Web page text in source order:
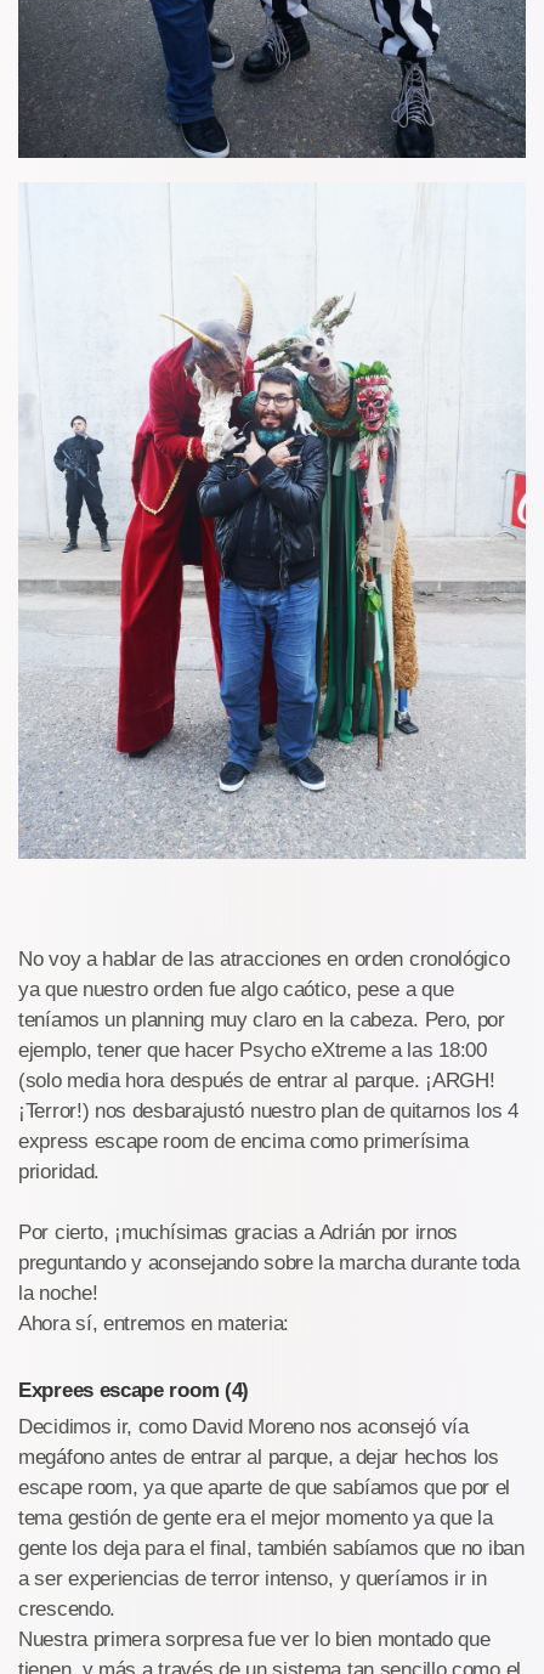
No voy a hablar de las atracciones en orden cronológico
ya que nuestro orden fue algo caótico, pese a que
teníamos un planning muy claro en la cabeza. Pero, por
ejemplo, tener que hacer Psycho eXtreme a las 18:00
(solo media hora después de entrar al parque. ¡ARGH!
¡Terror!) nos desbarajustó nuestro plan de quitarnos los 4
express escape room de encima como primerísima
prioridad.
Por cierto, ¡muchísimas gracias a Adrián por irnos
preguntando y aconsejando sobre la marcha durante toda
la noche!
Ahora sí, entremos en materia:
Exprees escape room (4)
Decidimos ir, como David Moreno nos aconsejó vía
megáfono antes de entrar al parque, a dejar hechos los
escape room, ya que aparte de que sabíamos que por el
tema gestión de gente era el mejor momento ya que la
gente los deja para el final, también sabíamos que no iban
a ser experiencias de terror intenso, y queríamos ir in
crescendo.
Nuestra primera sorpresa fue ver lo bien montado que